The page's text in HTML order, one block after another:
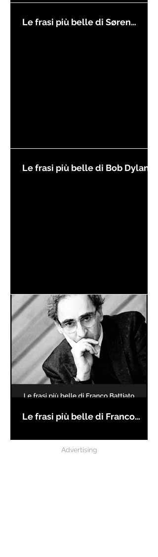
Le frasi più belle di Søren
Le frasi più belle di Bob Dylan
Le frasi più belle di Franco
Advertising